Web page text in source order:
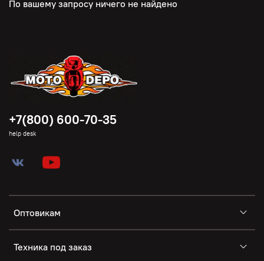
По вашему запросу ничего не найдено
Оптовикам
Техника под заказ
+7(800) 600-70-35
help desk